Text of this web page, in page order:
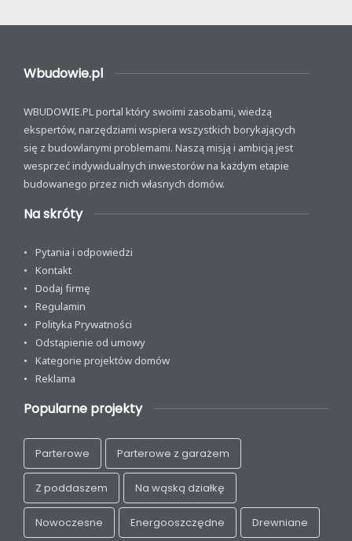
Wbudowie.pl
WBUDOWIE.PL portal który swoimi zasobami, wiedzą
ekspertów, narzędziami wspiera wszystkich borykających
się z budowlanymi problemami. Naszą misją i ambicją jest
wesprzeć indywidualnych inwestorów na każdym etapie
budowanego przez nich własnych domów.
Na skróty
Pytania i odpowiedzi
Kontakt
Dodaj firmę
Regulamin
Polityka Prywatności
Odstąpienie od umowy
Kategorie projektów domów
Reklama
Popularne projekty
Parterowe Parterowe z garażem
Z poddaszem Na wąską działkę
Nowoczesne Energooszczędne Drewniane